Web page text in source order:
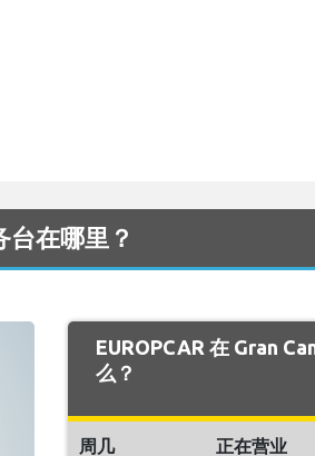
台在哪里？
EUROPCAR 在 Gran
么？
周几 正在营业